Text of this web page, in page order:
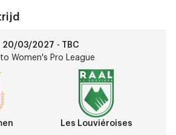
20/03/2027 - TBC
Women's Pro League
Les Louviéroises